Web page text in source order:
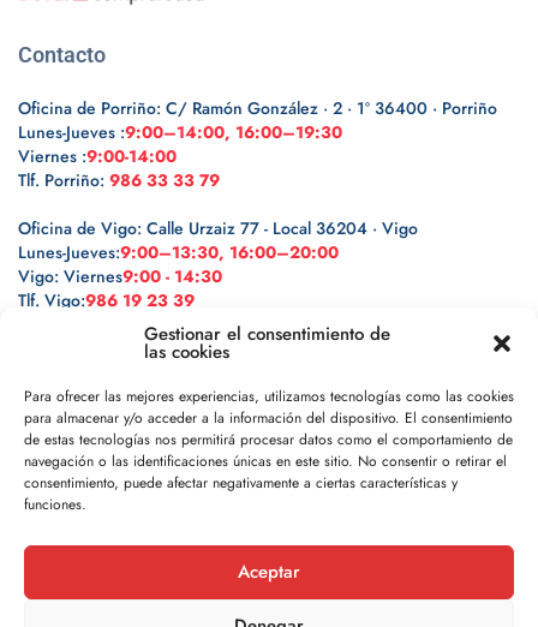
Gestionar el consentimiento de
las cookies
Para ofrecer las mejores experiencias, utilizamos tecnologías como las cookies
para almacenar y/o acceder a la información del dispositivo. El consentimiento
de estas tecnologías nos permitirá procesar datos como el comportamiento de
navegación o las identificaciones únicas en este sitio. No consentir o retirar el
consentimiento, puede afectar negativamente a ciertas características y
funciones.
Aceptar
Contacto
Oficina de Porriño: C/ Ramón González · 2 · 1º 36400 · Porriño
Lunes-Jueves :9:00–14:00, 16:00–19:30
Viernes :9:00-14:00
Tlf. Porriño: 986 33 33 79
Oficina de Vigo: Calle Urzaiz 77 - Local 36204 · Vigo
Lunes-Jueves:9:00–13:30, 16:00–20:00
Vigo: Viernes9:00 - 14:30
Tlf. Vigo:986 19 23 39
Legal
Política de privacidad